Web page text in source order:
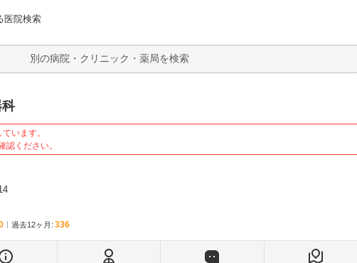
医院検索
検索
います。
認ください。
過去12ヶ月: 336